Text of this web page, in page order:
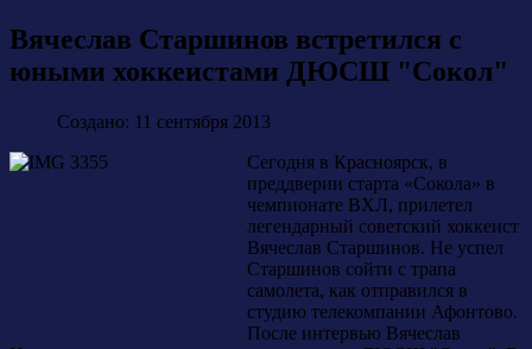
Вячеслав Старшинов встретился с
юными хоккеистами ДЮСШ "Сокол"
Создано: 11 сентября 2013
Сегодня в Красноярск, в
преддверии старта «Сокола» в
чемпионате ВХЛ, прилетел
легендарный советский хоккеист
Вячеслав Старшинов. Не успел
Старшинов сойти с трапа
самолета, как отправился в
студию телекомпании Афонтово.
После интервью Вячеслав